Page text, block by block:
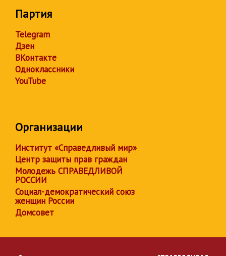
Партия
Telegram
Дзен
ВКонтакте
Одноклассники
YouTube
Организации
Институт «Справедливый мир»
Центр защиты прав граждан
Молодежь СПРАВЕДЛИВОЙ
РОССИИ
Социал-демократический союз
женщин России
Домсовет